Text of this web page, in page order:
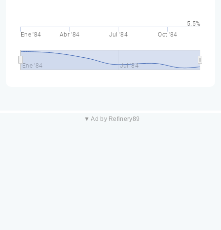
Ene '84 Abr '84 Jul '84 Oct '84
Ene '84 Jul '84
5.5%
▼ Ad by Refinery89